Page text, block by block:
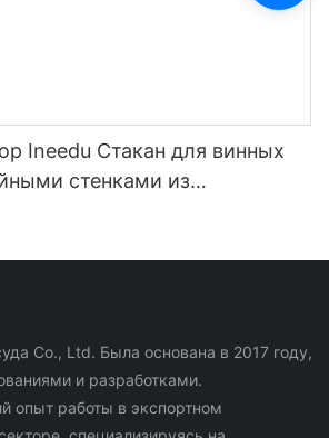
Ineedu Стакан для винных
стенками из
Co., Ltd. Была основана в 2017 году,
и разработками.
опыт работы в экспортном